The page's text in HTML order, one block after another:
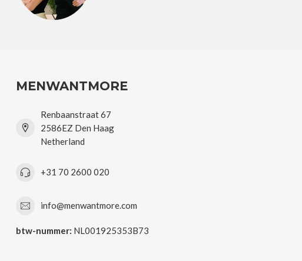
MENWANTMORE
Renbaanstraat 67
2586EZ Den Haag
Netherland
+31 70 2600 020
info@menwantmore.com
btw-nummer: NL001925353B73